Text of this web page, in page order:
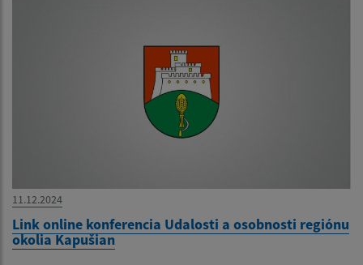
11.12.2024
Link online konferencia Udalosti a osobnosti regiónu
okolia Kapušian